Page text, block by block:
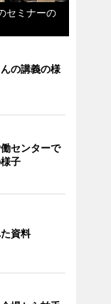
セミナーの
の講義の様
センターで
子
資料